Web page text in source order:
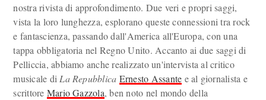
nostra rivista di approfondimento. Due veri e propri saggi,
vista la loro lunghezza, esplorano queste connessioni tra rock
e fantascienza, passando dall'America all'Europa, con una
tappa obbligatoria nel Regno Unito. Accanto ai due saggi di
Pelliccia, abbiamo anche realizzato un'intervista al critico
musicale di La Repubblica Ernesto Assante e al giornalista e
scrittore Mario Gazzola, ben noto nel mondo della